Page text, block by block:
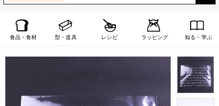
食品・食材 型・道具 レシピ ラッピング 知る・学ぶ